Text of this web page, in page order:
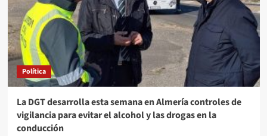
de
género
analiza
actuaciones
impulsadas
en
Almería
Política
La DGT desarrolla esta semana en Almería controles de
vigilancia para evitar el alcohol y las drogas en la
conducción